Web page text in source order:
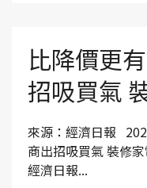
比降價更
招吸買氣
來源：經濟日報
商出招吸買氣 裝修
經濟日報...